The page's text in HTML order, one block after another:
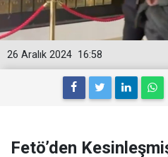
16:58
26 Aralık 2024
Fetö’den